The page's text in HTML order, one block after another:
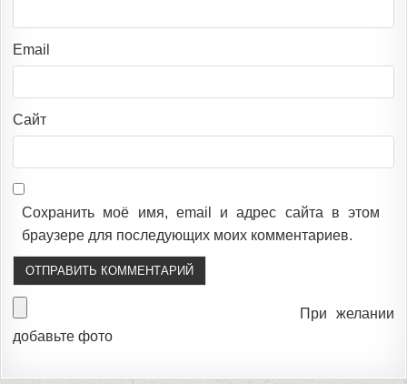
Email
Сайт
Сохранить моё имя, email и адрес сайта в этом
браузере для последующих моих комментариев.
При желании
добавьте фото